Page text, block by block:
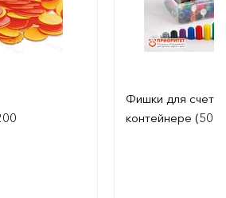
Фишки для счета
контейнере (500